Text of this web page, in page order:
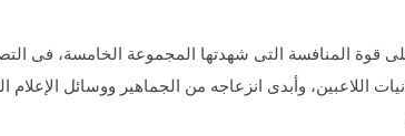
قوة المنافسة التى شهدتها المجموعة الخامسة، فى
اللاعبين، وأبدى انزعاجه من الجماهير ووسائل الإعلام